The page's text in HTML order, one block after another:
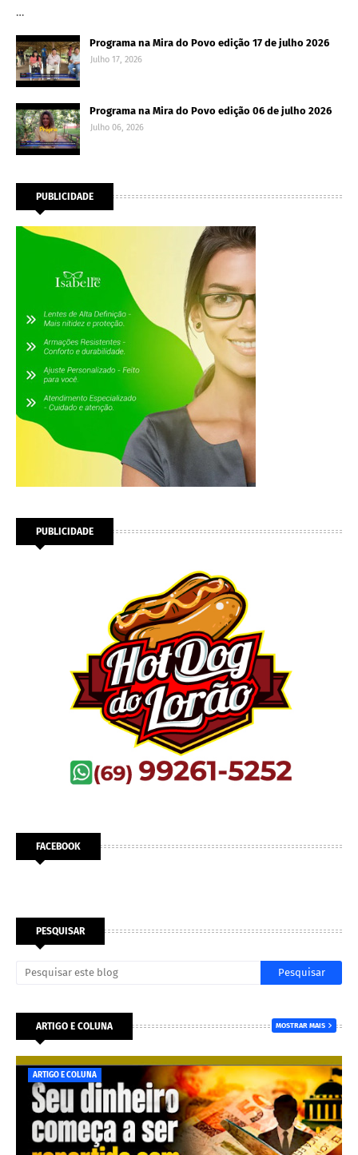
…
Programa na Mira do Povo edição 17 de julho 2026
Julho 17, 2026
Programa na Mira do Povo edição 06 de julho 2026
Julho 06, 2026
PUBLICIDADE
PUBLICIDADE
FACEBOOK
PESQUISAR
ARTIGO E COLUNA MOSTRAR MAIS
ARTIGO E COLUNA